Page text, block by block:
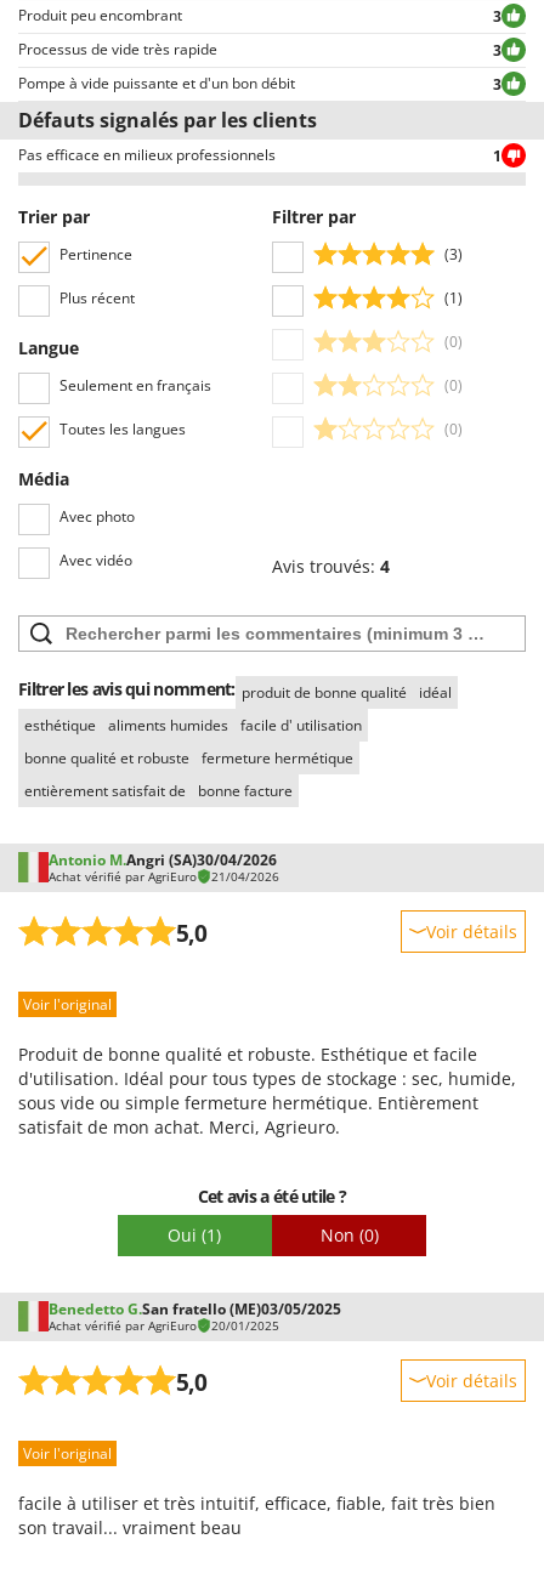
Resto Italia
Ribimex
Ripartrak
Ritter
River Systems
Robomow
Rossofuoco
Rover Pompe
Royal Food
Ryobi
S
Sbaraglia
Schnitzer
Seven Italy
Silky
Sirman
Skil
Smartwood
Smeg
Snapper
Solidur
Spice Electronics
Spring Protezione
Stanley
Stiga
Stocker
Tellarini Pompe
Tenco
Titania
Tornado
Tre Spade
consultés rapidement par nos visiteurs, grâce également aux filtres qui
permettent une sélection rapide, comme par exemple celui permettant de
choisir entre avis positifs et négatifs.
Produit peu encombrant
3
Processus de vide très rapide
3
Pompe à vide puissante et d'un bon débit
3
Défauts signalés par les clients
Pas efficace en milieux professionnels 1
Trier par
Pertinence
Plus récent
Langue
Seulement en français
Toutes les langues
Média
Avec photo
Avec vidéo
Filtrer par
(3)
(1)
(0)
(0)
(0)
Avis trouvés: 4
Filtrer les avis qui nomment: produit de bonne qualité
idéal
esthétique
aliments humides facile d' utilisation
bonne qualité et robuste
fermeture hermétique
entièrement satisfait de
bonne facture
Antonio M.Angri (SA)30/04/2026
Achat vérifié par AgriEuro 21/04/2026
5,0 Voir détails
Prestations
Qualité / Prix
Facilité de montage
Voir l'original
Produit de bonne qualité et robuste. Esthétique et facile
d'utilisation. Idéal pour tous types de stockage : sec, humide,
sous vide ou simple fermeture hermétique. Entièrement
satisfait de mon achat. Merci, Agrieuro.
Cet avis a été utile ?
Oui (1) Non (0)
Benedetto G.San fratello (ME)03/05/2025
Achat vérifié par AgriEuro 20/01/2025
5,0 Voir détails
Prestations
Qualité / Prix
Voir l'original
facile à utiliser et très intuitif, efficace, fiable, fait très bien
son travail... vraiment beau